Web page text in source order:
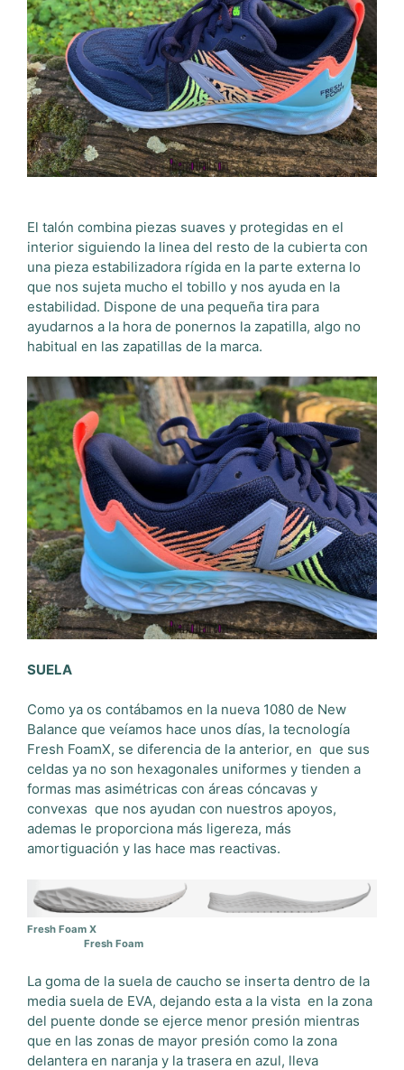
El talón combina piezas suaves y protegidas en el
interior siguiendo la linea del resto de la cubierta con
una pieza estabilizadora rígida en la parte externa lo
que nos sujeta mucho el tobillo y nos ayuda en la
estabilidad. Dispone de una pequeña tira para
ayudarnos a la hora de ponernos la zapatilla, algo no
habitual en las zapatillas de la marca.
SUELA
Como ya os contábamos en la nueva 1080 de New
Balance que veíamos hace unos días, la tecnología
Fresh FoamX, se diferencia de la anterior, en que sus
celdas ya no son hexagonales uniformes y tienden a
formas mas asimétricas con áreas cóncavas y
convexas que nos ayudan con nuestros apoyos,
ademas le proporciona más ligereza, más
amortiguación y las hace mas reactivas.
Fresh Foam X
Fresh Foam
La goma de la suela de caucho se inserta dentro de la
media suela de EVA, dejando esta a la vista en la zona
del puente donde se ejerce menor presión mientras
que en las zonas de mayor presión como la zona
delantera en naranja y la trasera en azul, lleva